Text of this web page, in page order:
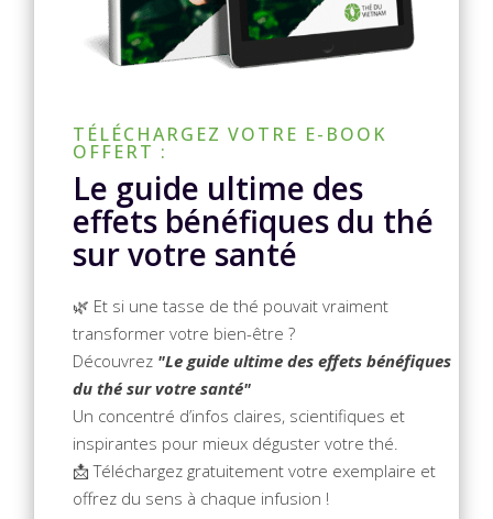
TÉLÉCHARGEZ VOTRE E-BOOK
OFFERT :
Le guide ultime des
effets bénéfiques du thé
sur votre santé
🌿 Et si une tasse de thé pouvait vraiment
transformer votre bien-être ?
Découvrez "Le guide ultime des effets bénéfiques
du thé sur votre santé"
Un concentré d’infos claires, scientifiques et
inspirantes pour mieux déguster votre thé.
📩 Téléchargez gratuitement votre exemplaire et
offrez du sens à chaque infusion !